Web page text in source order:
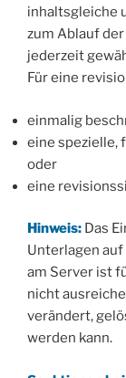
inhaltsgleiche
zum Ablauf
jederzeit
Für eine
einmalig
eine spezielle,
oder
eine
Hinweis: Das
Unterlagen
am Server ist
nicht
verändert,
werden kann.